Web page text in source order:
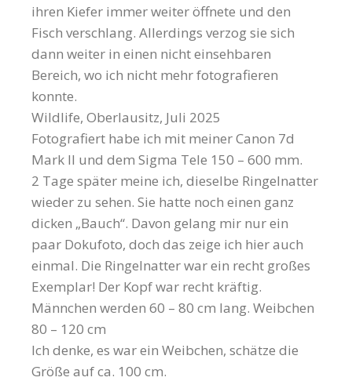
ihren Kiefer immer weiter öffnete und den
Fisch verschlang. Allerdings verzog sie sich
dann weiter in einen nicht einsehbaren
Bereich, wo ich nicht mehr fotografieren
konnte.
Wildlife, Oberlausitz, Juli 2025
Fotografiert habe ich mit meiner Canon 7d
Mark II und dem Sigma Tele 150 – 600 mm.
2 Tage später meine ich, dieselbe Ringelnatter
wieder zu sehen. Sie hatte noch einen ganz
dicken „Bauch“. Davon gelang mir nur ein
paar Dokufoto, doch das zeige ich hier auch
einmal. Die Ringelnatter war ein recht großes
Exemplar! Der Kopf war recht kräftig.
Männchen werden 60 – 80 cm lang. Weibchen
80 – 120 cm
Ich denke, es war ein Weibchen, schätze die
Größe auf ca. 100 cm.